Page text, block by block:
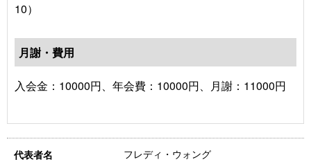
10）
月謝・費用
入会金：10000円、年会費：10000円、月謝：11000円
代表者名 フレディ・ウォング